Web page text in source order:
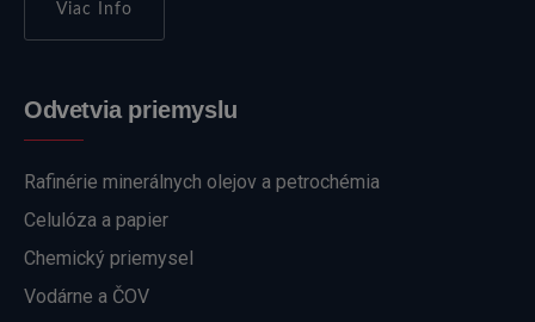
Viac Info
Odvetvia priemyslu
Rafinérie minerálnych olejov a petrochémia
Celulóza a papier
Chemický priemysel
Vodárne a ČOV